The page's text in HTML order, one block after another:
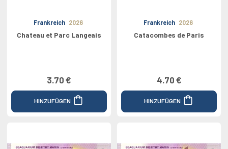
Frankreich 2026
Chateau et Parc Langeais
3.70 €
HINZUFÜGEN
Frankreich 2026
Catacombes de Paris
4.70 €
HINZUFÜGEN